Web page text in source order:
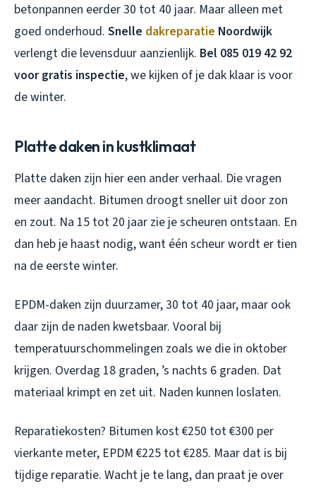
betonpannen eerder 30 tot 40 jaar. Maar alleen met
goed onderhoud. Snelle dakreparatie Noordwijk
verlengt die levensduur aanzienlijk. Bel 085 019 42 92
voor gratis inspectie, we kijken of je dak klaar is voor
de winter.
Platte daken in kustklimaat
Platte daken zijn hier een ander verhaal. Die vragen
meer aandacht. Bitumen droogt sneller uit door zon
en zout. Na 15 tot 20 jaar zie je scheuren ontstaan. En
dan heb je haast nodig, want één scheur wordt er tien
na de eerste winter.
EPDM-daken zijn duurzamer, 30 tot 40 jaar, maar ook
daar zijn de naden kwetsbaar. Vooral bij
temperatuurschommelingen zoals we die in oktober
krijgen. Overdag 18 graden, ’s nachts 6 graden. Dat
materiaal krimpt en zet uit. Naden kunnen loslaten.
Reparatiekosten? Bitumen kost €250 tot €300 per
vierkante meter, EPDM €225 tot €285. Maar dat is bij
tijdige reparatie. Wacht je te lang, dan praat je over